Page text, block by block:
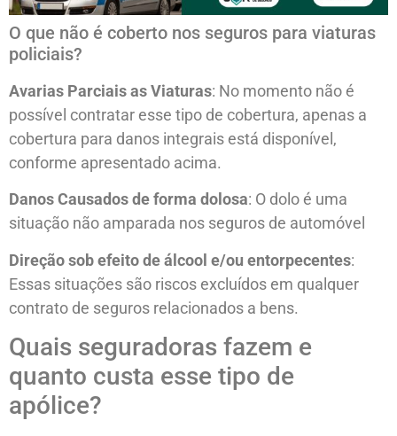
O que não é coberto nos seguros para viaturas
policiais?
Avarias Parciais as Viaturas: No momento não é
possível contratar esse tipo de cobertura, apenas a
cobertura para danos integrais está disponível,
conforme apresentado acima.
Danos Causados de forma dolosa: O dolo é uma
situação não amparada nos seguros de automóvel
Direção sob efeito de álcool e/ou entorpecentes:
Essas situações são riscos excluídos em qualquer
contrato de seguros relacionados a bens.
Quais seguradoras fazem e
quanto custa esse tipo de
apólice?